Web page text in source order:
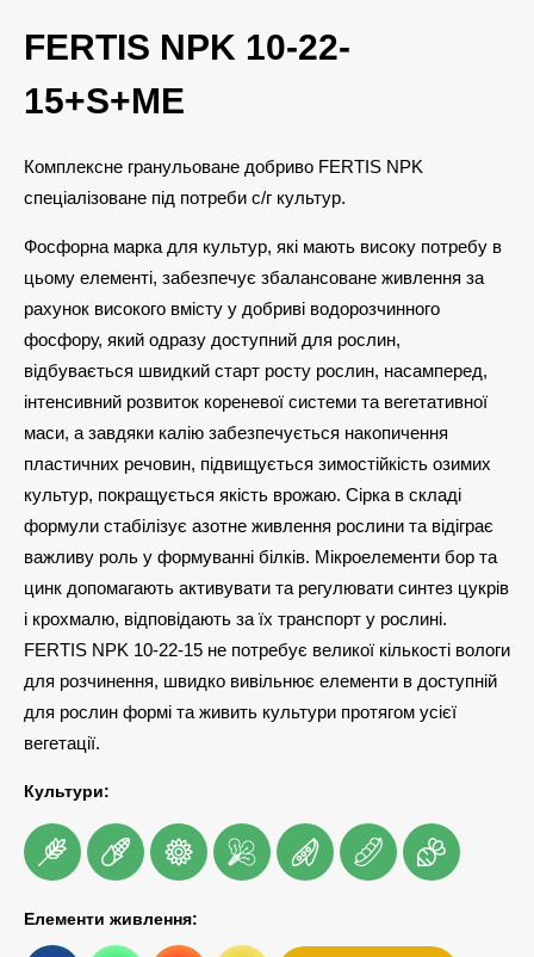
FERTIS NPK 10-22-
15+S+ME
Комплексне гранульоване добриво FERTIS NPK
спеціалізоване під потреби с/г культур.
Фосфорна марка для культур, які мають високу потребу в
цьому елементі, забезпечує збалансоване живлення за
рахунок високого вмісту у добриві водорозчинного
фосфору, який одразу доступний для рослин,
відбувається швидкий старт росту рослин, насамперед,
інтенсивний розвиток кореневої системи та вегетативної
маси, а завдяки калію забезпечується накопичення
пластичних речовин, підвищується зимостійкість озимих
культур, покращується якість врожаю. Сірка в складі
формули стабілізує азотне живлення рослини та відіграє
важливу роль у формуванні білків. Мікроелементи бор та
цинк допомагають активувати та регулювати синтез цукрів
і крохмалю, відповідають за їх транспорт у рослині.
FERTIS NPK 10-22-15 не потребує великої кількості вологи
для розчинення, швидко вивільнює елементи в доступній
для рослин формі та живить культури протягом усієї
вегетації.
Культури:
Елементи живлення: